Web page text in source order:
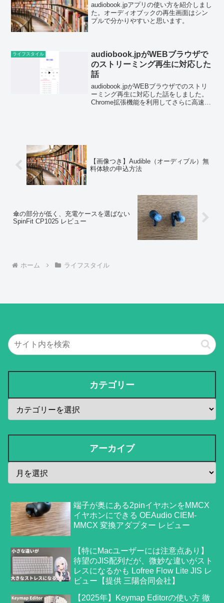
audiobook.jpアプリの使い方を紹介しまし
た。オーディオブックの再生画面はシン
プルで分かりやすいと思います。
ライフスタイル
audiobook.jpがWEBブラウザで
のストリーミング再生に対応した
話
audiobook.jpがWEBブラウザでのストリ
ーミング再生に対応した話をしました。
Chrome拡張機能を利用してさらに高速再
【画像つき】Audible（オーディブル）無
料体験の申込方法
傘の部分が低く、充電ケースを選ばない
SpinFit CP1025 レビュー
ホーム ライフスタイル
カテゴリー
アーカイブ
端子が奥にある2pinイヤホンをMMCX
イヤホンにできる OEAudio CIEM-
MMCX 変換アダプター レビュー
【特にMacユーザーには注意点あり】
待望のJIS配列だが、微妙な違いがスト
レスになるかも Lofree Flow Lite JIS レ
ビュー【提供 三陽合同会社】
【2025年】Keymap Editorの使い方 徹